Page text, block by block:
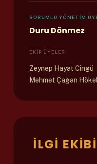
SORUMLU YÖNETIM
Duru Dönmez
EKIP ÜYELERI
Zeynep Hayat Cingü
Mehmet Çağan
İLGI EKIBI